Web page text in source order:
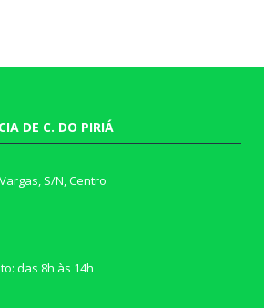
DE C. DO PIRIÁ
S/N, Centro
das 8h às 14h